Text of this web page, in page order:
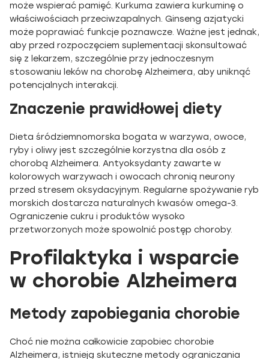
może wspierać pamięć. Kurkuma zawiera kurkuminę o
właściwościach przeciwzapalnych. Ginseng azjatycki
może poprawiać funkcje poznawcze. Ważne jest jednak,
aby przed rozpoczęciem suplementacji skonsultować
się z lekarzem, szczególnie przy jednoczesnym
stosowaniu leków na chorobę Alzheimera, aby uniknąć
potencjalnych interakcji.
Znaczenie prawidłowej diety
Dieta śródziemnomorska bogata w warzywa, owoce,
ryby i oliwy jest szczególnie korzystna dla osób z
chorobą Alzheimera. Antyoksydanty zawarte w
kolorowych warzywach i owocach chronią neurony
przed stresem oksydacyjnym. Regularne spożywanie ryb
morskich dostarcza naturalnych kwasów omega-3.
Ograniczenie cukru i produktów wysoko
przetworzonych może spowolnić postęp choroby.
Profilaktyka i wsparcie
w chorobie Alzheimera
Metody zapobiegania chorobie
Choć nie można całkowicie zapobiec chorobie
Alzheimera, istnieją skuteczne metody ograniczania